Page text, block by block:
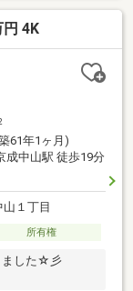
4K
61年1ヶ月)
成中山駅 徒歩19分
１丁目
所有権
ました☆彡